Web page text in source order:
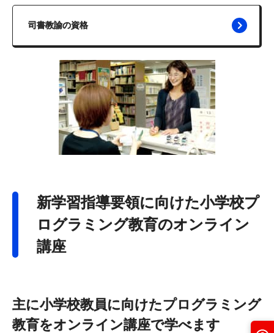
司書教諭の資格
新学習指導要領に向けた小学校プ
ログラミング教育のオンライン
講座
主に小学校教員に向けたプログラミング
教育をオンライン講座で学べます